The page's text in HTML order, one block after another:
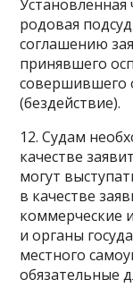
родовая
соглашению
принявшего
совершившего
(бездействие).
12. Судам
качестве
могут
в качестве
коммерческие
и органы
местного
обязательные